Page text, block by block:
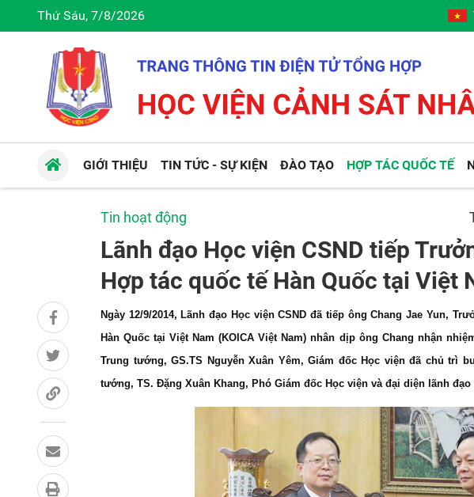
Thứ Sáu, 7/8/2026
GIỚI THIỆU TIN TỨC - SỰ KIỆN ĐÀO TẠO HỢP TÁC QUỐC TẾ
Tin hoạt động
Lãnh đạo Học viện CSND tiếp
Hợp tác quốc tế Hàn Quốc tại Việt
Ngày 12/9/2014, Lãnh đạo Học viện CSND đã tiếp ông Chang Jae Yun,
Hàn Quốc tại Việt Nam (KOICA Việt Nam) nhân dịp ông Chang nhận
Trung tướng, GS.TS Nguyễn Xuân Yêm, Giám đốc Học viện đã chủ trì
tướng, TS. Đặng Xuân Khang, Phó Giám đốc Học viện và đại diện lãnh